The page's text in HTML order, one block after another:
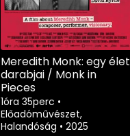
Meredith Monk: egy élet
darabjai / Monk in
Pieces
1óra 35perc •
Előadóművészet,
Halandóság • 2025